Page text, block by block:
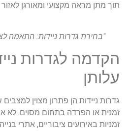
תוך מתן מראה מקצועי ומאורגן
"בחירת גדרות ניידות: התאמה
הקדמה לגדרות
עלותן
גדרות ניידות הן פתרון מצוין
זמנית או הפרדה בתחום מסוים. לא
זמניות באירועים ציבוריים, אתרי